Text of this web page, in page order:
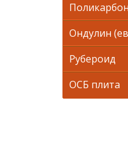
Ондулин
Рубероид
ОСБ плита